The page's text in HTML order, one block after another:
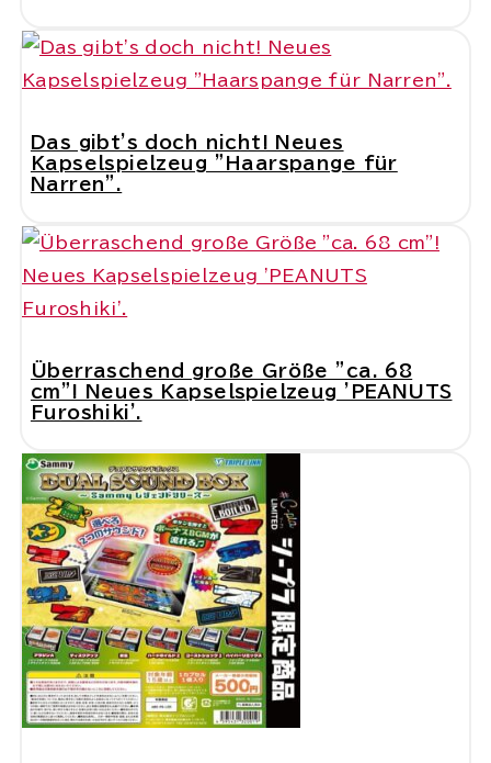
Das gibt's doch nicht! Neues
Kapselspielzeug "Haarspange für
Narren".
Überraschend große Größe "ca. 68
cm"! Neues Kapselspielzeug 'PEANUTS
Furoshiki'.